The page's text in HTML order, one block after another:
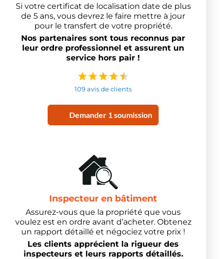
Si votre certificat de localisation date de plus
de 5 ans, vous devrez le faire mettre à jour
pour le transfert de votre propriété.
Nos partenaires sont tous reconnus par
leur ordre professionnel et assurent un
service hors pair !
109 avis de clients
Demander 1 soumission
Inspecteur en bâtiment
Assurez-vous que la propriété que vous
voulez est en ordre avant d’acheter. Obtenez
un rapport détaillé et négociez votre prix !
Les clients apprécient la rigueur des
inspecteurs et leurs rapports détaillés.